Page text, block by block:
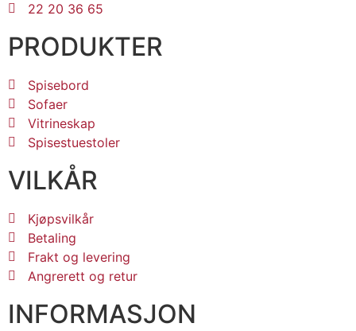
INFORMASJON
VILKÅR
Kjøpsvilkår
Betaling
Frakt og levering
Angrerett og retur
PRODUKTER
Spisebord
Sofaer
Vitrineskap
Spisestuestoler
22 20 36 65